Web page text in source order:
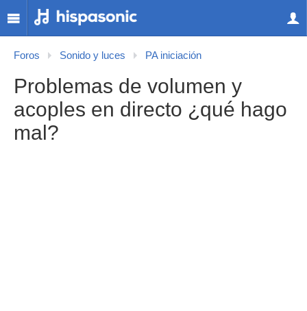
Foros Sonido y luces PA iniciación
Problemas de volumen y
acoples en directo ¿qué hago
mal?